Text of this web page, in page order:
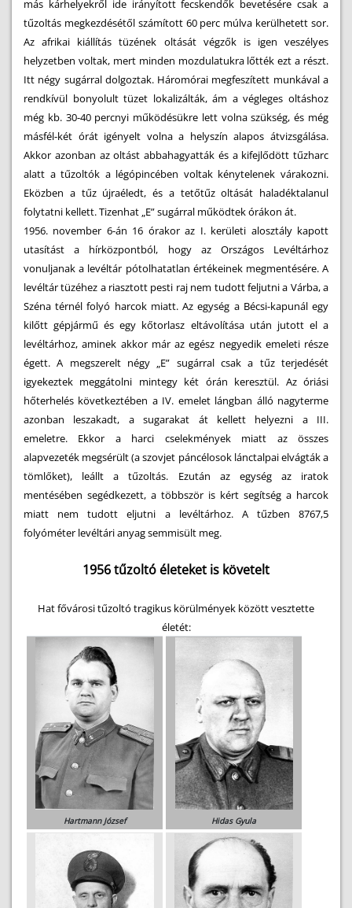
más kárhelyekről ide irányított fecskendők bevetésére csak a
tűzoltás megkezdésétől számított 60 perc múlva kerülhetett sor.
Az afrikai kiállítás tüzének oltását végzők is igen veszélyes
helyzetben voltak, mert minden mozdulatukra lőtték ezt a részt.
Itt négy sugárral dolgoztak. Háromórai megfeszített munkával a
rendkívül bonyolult tüzet lokalizálták, ám a végleges oltáshoz
még kb. 30-40 percnyi működésükre lett volna szükség, és még
másfél-két órát igényelt volna a helyszín alapos átvizsgálása.
Akkor azonban az oltást abbahagyatták és a kifejlődött tűzharc
alatt a tűzoltók a légópincében voltak kénytelenek várakozni.
Eközben a tűz újraéledt, és a tetőtűz oltását haladéktalanul
folytatni kellett. Tizenhat „E” sugárral működtek órákon át.
1956. november 6-án 16 órakor az I. kerületi alosztály kapott
utasítást a hírközpontból, hogy az Országos Levéltárhoz
vonuljanak a levéltár pótolhatatlan értékeinek megmentésére. A
levéltár tüzéhez a riasztott pesti raj nem tudott feljutni a Várba, a
Széna térnél folyó harcok miatt. Az egység a Bécsi-kapunál egy
kilőtt gépjármű és egy kőtorlasz eltávolítása után jutott el a
levéltárhoz, aminek akkor már az egész negyedik emeleti része
égett. A megszerelt négy „E” sugárral csak a tűz terjedését
igyekeztek meggátolni mintegy két órán keresztül. Az óriási
hőterhelés következtében a IV. emelet lángban álló nagyterme
azonban leszakadt, a sugarakat át kellett helyezni a III.
emeletre. Ekkor a harci cselekmények miatt az összes
alapvezeték megsérült (a szovjet páncélosok lánctalpai elvágták a
tömlőket), leállt a tűzoltás. Ezután az egység az iratok
mentésében segédkezett, a többször is kért segítség a harcok
miatt nem tudott eljutni a levéltárhoz. A tűzben 8767,5
folyóméter levéltári anyag semmisült meg.
1956 tűzoltó életeket is követelt
Hat fővárosi tűzoltó tragikus körülmények között vesztette
életét:
Hartmann József Hidas Gyula